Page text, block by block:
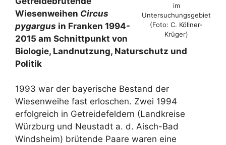
im
Untersuchungsgebiet
(Foto: C. Köllner-
Krüger)
Wiesenweihen Circus
pygargus in Franken 1994-
2015 am Schnittpunkt von
Biologie, Landnutzung, Naturschutz und
Politik
1993 war der bayerische Bestand der
Wiesenweihe fast erloschen. Zwei 1994
erfolgreich in Getreidefeldern (Landkreise
Würzburg und Neustadt a. d. Aisch-Bad
Windsheim) brütende Paare waren eine